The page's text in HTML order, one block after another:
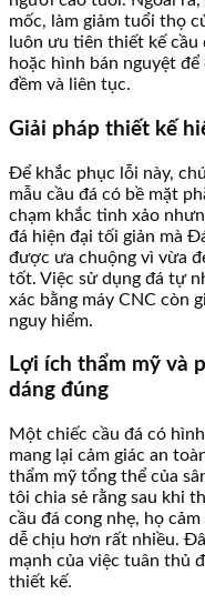
mốc, làm giảm tuổi thọ
luôn ưu tiên thiết kế cầu
hoặc hình bán nguyệt
đềm và liên tục.
Giải pháp thiết kế
Để khắc phục lỗi này,
mẫu cầu đá có bề mặt
chạm khắc tinh xảo
đá hiện đại tối giản mà
được ưa chuộng vì vừa
tốt. Việc sử dụng đá tự
xác bằng máy CNC còn
nguy hiểm.
Lợi ích thẩm mỹ và
dáng đúng
Một chiếc cầu đá có
mang lại cảm giác an
thẩm mỹ tổng thể của
tôi chia sẻ rằng sau khi
cầu đá cong nhẹ, họ
dễ chịu hơn rất nhiều.
mạnh của việc tuân thủ
thiết kế.